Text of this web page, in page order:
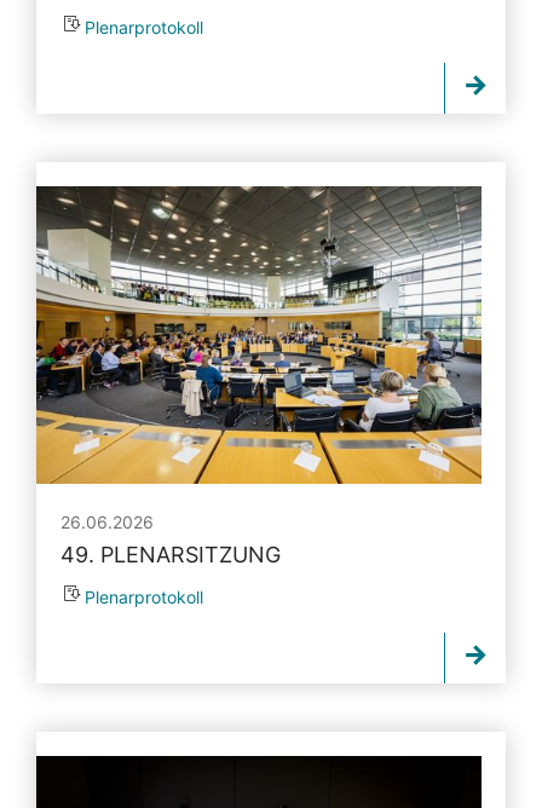
Plenarprotokoll
26.06.2026
49. PLENARSITZUNG
Plenarprotokoll